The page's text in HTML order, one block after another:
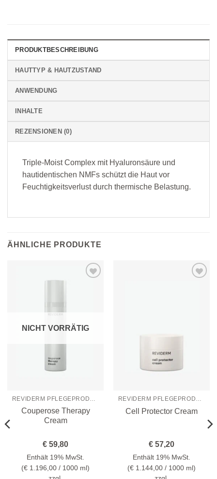
PRODUKTBESCHREIBUNG
HAUTTYP & HAUTZUSTAND
ANWENDUNG
INHALTE
REZENSIONEN (0)
Triple-Moist Complex mit Hyaluronsäure und
hautidentischen NMFs schützt die Haut vor
Feuchtigkeitsverlust durch thermische Belastung.
ÄHNLICHE PRODUKTE
NICHT VORRÄTIG
REVIDERM PFLEGEPRODUKTE
Couperose Therapy
Cream
€ 59,80
Enthält 19% MwSt.
(€ 1.196,00/ 1000 ml)
REVIDERM PFLEGEPRODUKTE
Cell Protector Cream
€ 57,20
Enthält 19% MwSt.
(€ 1.144,00/ 1000 ml)